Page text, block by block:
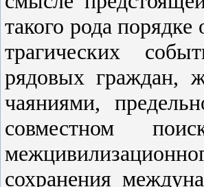
такого рода
трагических
рядовых граждан,
чаяниями,
совместном
сохранения